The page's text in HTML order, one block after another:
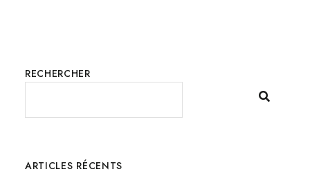
RECHERCHER
ARTICLES RÉCENTS